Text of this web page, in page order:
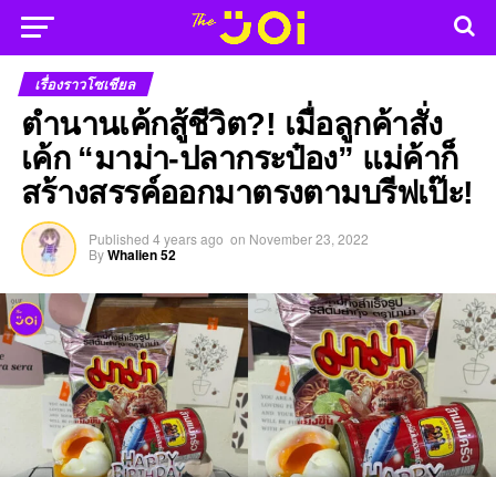
เรื่องราวโซเชียล
ตำนานเค้กสู้ชีวิต?! เมื่อลูกค้าสั่ง
เค้ก “มาม่า-ปลากระป๋อง” แม่ค้าก็
สร้างสรรค์ออกมาตรงตามบรีฟเป๊ะ!
Published 4 years ago on November 23, 2022
ByWhalien 52